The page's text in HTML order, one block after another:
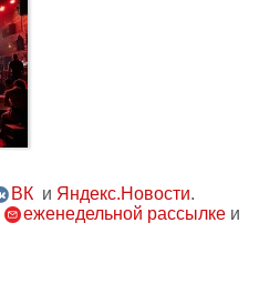
ВК и Яндекс.Новости.
еженедельной рассылке и